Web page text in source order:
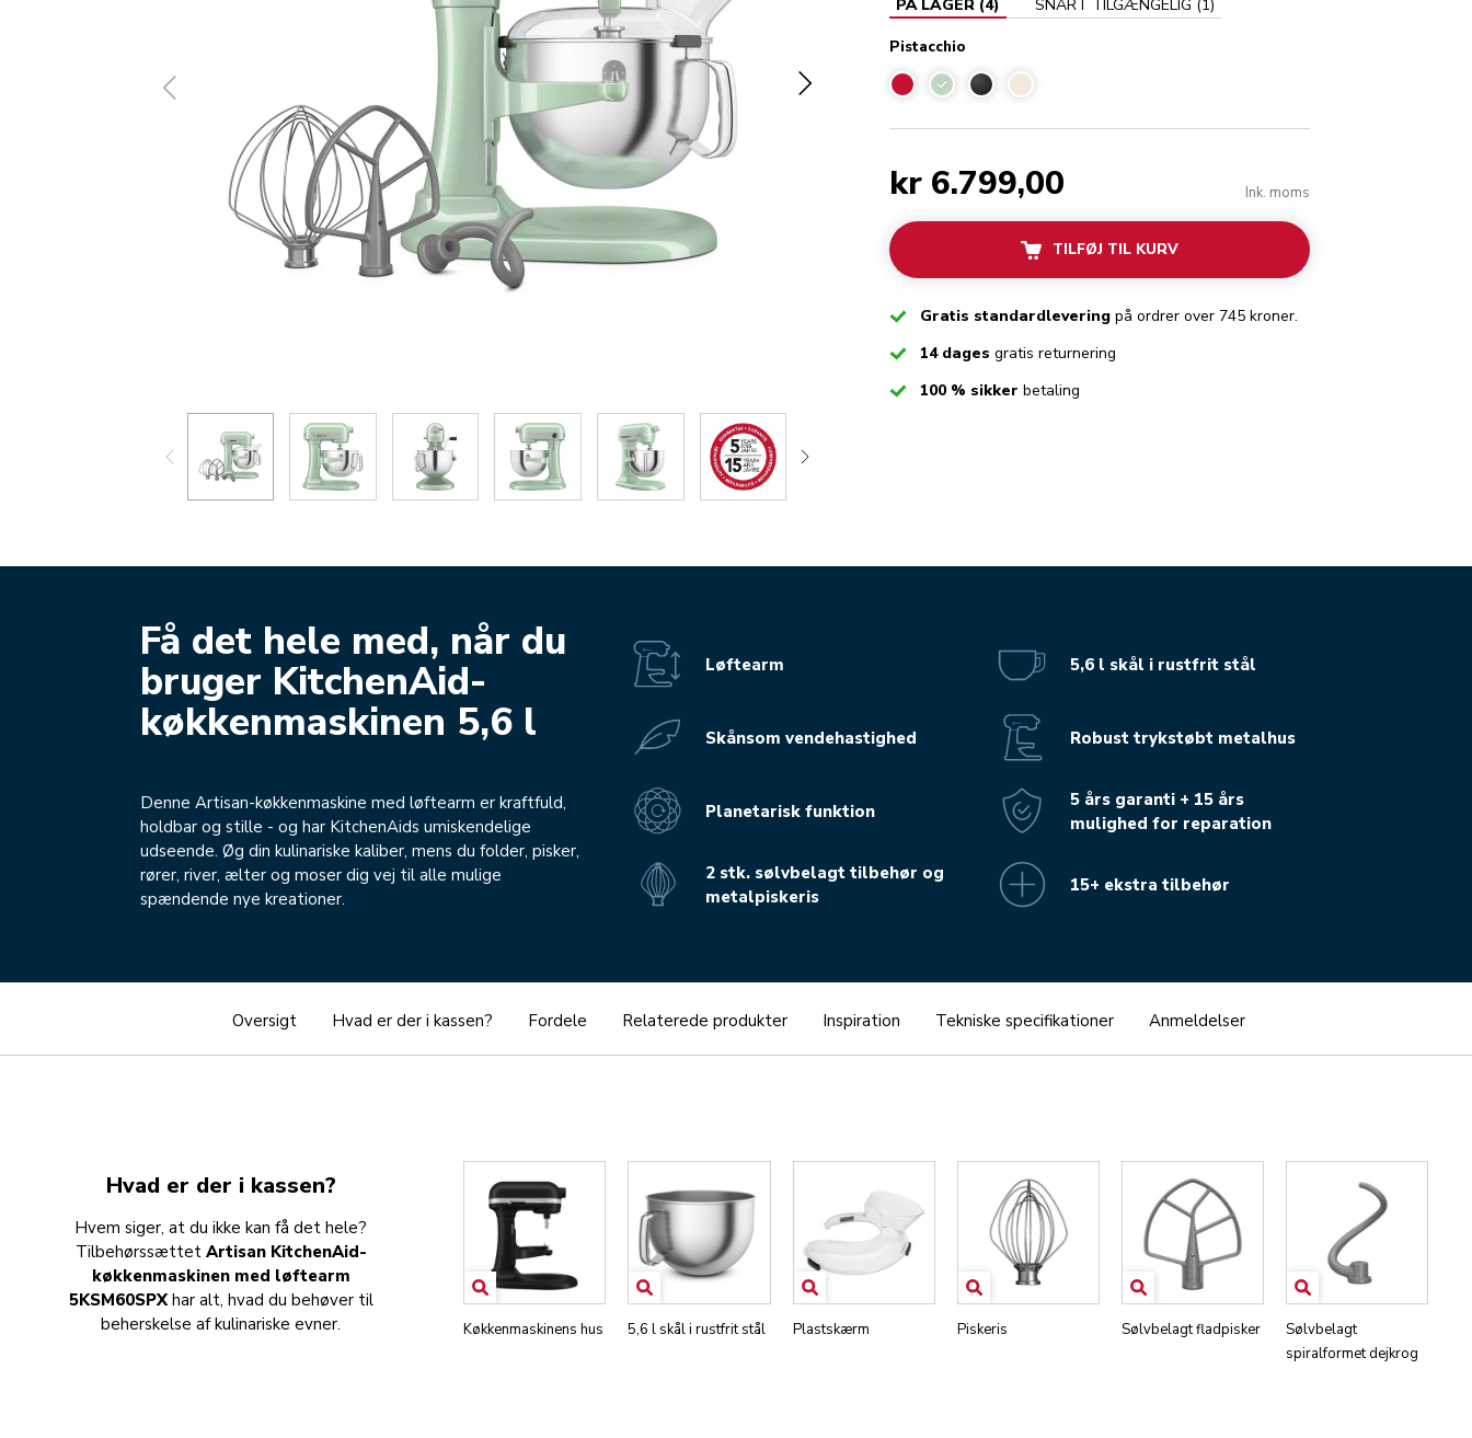
PÅ LAGER(4) SNART TILGÆNGELIG (1)
Pistacchio
Pistacchio
kr 6.799,00 Ink. moms
TILFØJ TIL KURV
CheckedGratis standardlevering på ordrer over 745 kroner.
Checked14 dages gratis returnering
Checked100 % sikker betaling
Få det hele med, når du
bruger KitchenAid-
køkkenmaskinen 5,6 l
Denne Artisan-køkkenmaskine med løftearm er kraftfuld,
holdbar og stille - og har KitchenAids umiskendelige
udseende. Øg din kulinariske kaliber, mens du folder, pisker,
rører, river, ælter og moser dig vej til alle mulige
spændende nye kreationer.
Løftearm
Skånsom vendehastighed
Planetarisk funktion
2 stk. sølvbelagt tilbehør og
metalpiskeris
5,6 l skål i rustfrit stål
Robust trykstøbt metalhus
5 års garanti + 15 års
mulighed for reparation
15+ ekstra tilbehør
Oversigt Hvad er der i kassen? Fordele Relaterede produkter Inspiration Tekniske specifikationer Anmeldelser
Hvad er der i kassen?
Hvem siger, at du ikke kan få det hele?
Tilbehørssættet Artisan KitchenAid-
køkkenmaskinen med løftearm
5KSM60SPXhar alt, hvad du behøver til
beherskelse af kulinariske evner.
Køkkenmaskinens hus 5,6 l skål i rustfrit stål Plastskærm Piskeris Sølvbelagt fladpisker
Sølvbelagt
spiralformet dejkrog